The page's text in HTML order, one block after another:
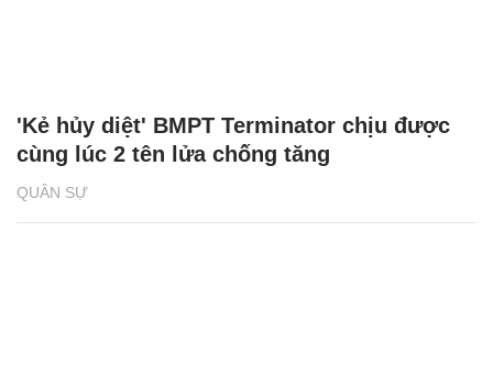
QUÂN SỰ
'Kẻ hủy diệt' BMPT Terminator chịu được
cùng lúc 2 tên lửa chống tăng